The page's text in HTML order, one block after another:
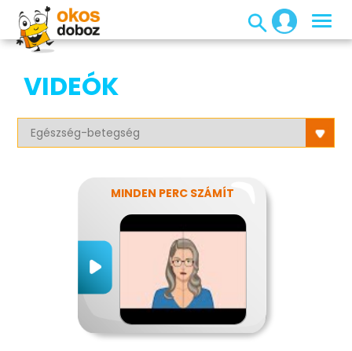
VIDEÓK
MINDEN PERC SZÁMÍT